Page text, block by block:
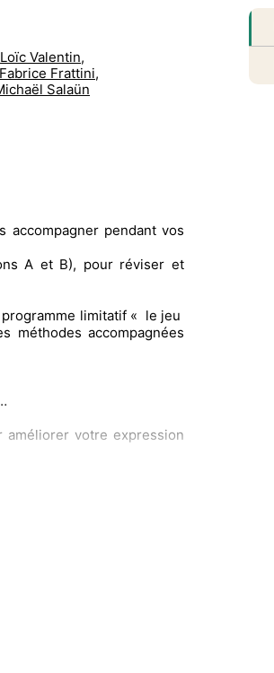
Loïc Valentin,
Fabrice Frattini,
Salaün
accompagner pendant vos
A et B), pour réviser et
limitatif « le jeu
méthodes accompagnées
votre expression